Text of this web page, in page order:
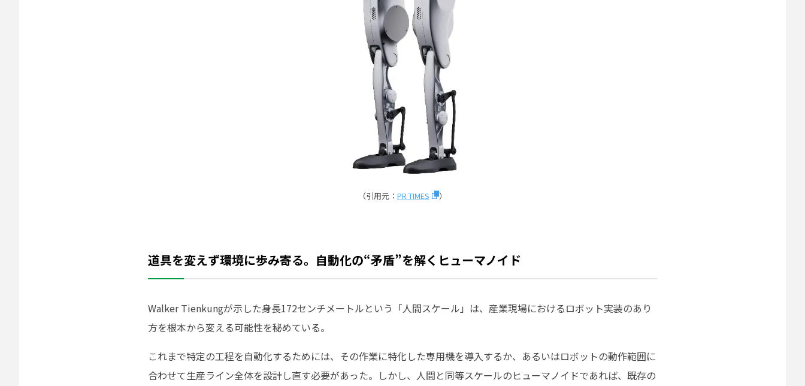
（引用元： PR TIMES ）
道具を変えず環境に歩み寄る。自動化の“矛盾”を解くヒューマノイド
Walker Tienkungが示した身長172センチメートルという「人間スケール」は、産業現場におけるロボット実装のあり
方を根本から変える可能性を秘めている。
これまで特定の工程を自動化するためには、その作業に特化した専用機を導入するか、あるいはロボットの動作範囲に
合わせて生産ライン全体を設計し直す必要があった。しかし、人間と同等スケールのヒューマノイドであれば、既存の